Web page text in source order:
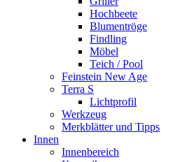
Hochbeete
Blumentröge
Findling
Möbel
Teich / Pool
Feinstein New Age
Terra S
Lichtprofil
Werkzeug
Merkblätter und Tipps
Innen
Innenbereich